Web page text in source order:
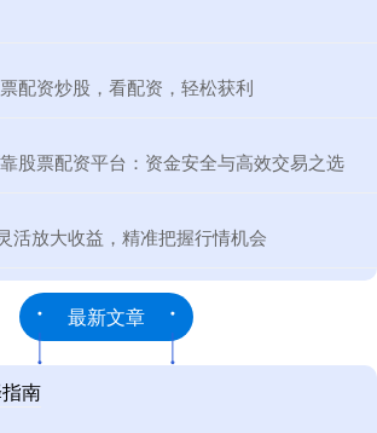
配资炒股，看配资，轻松获利
股票配资平台：资金安全与高效交易之选
活放大收益，精准把握行情机会
最新文章
南